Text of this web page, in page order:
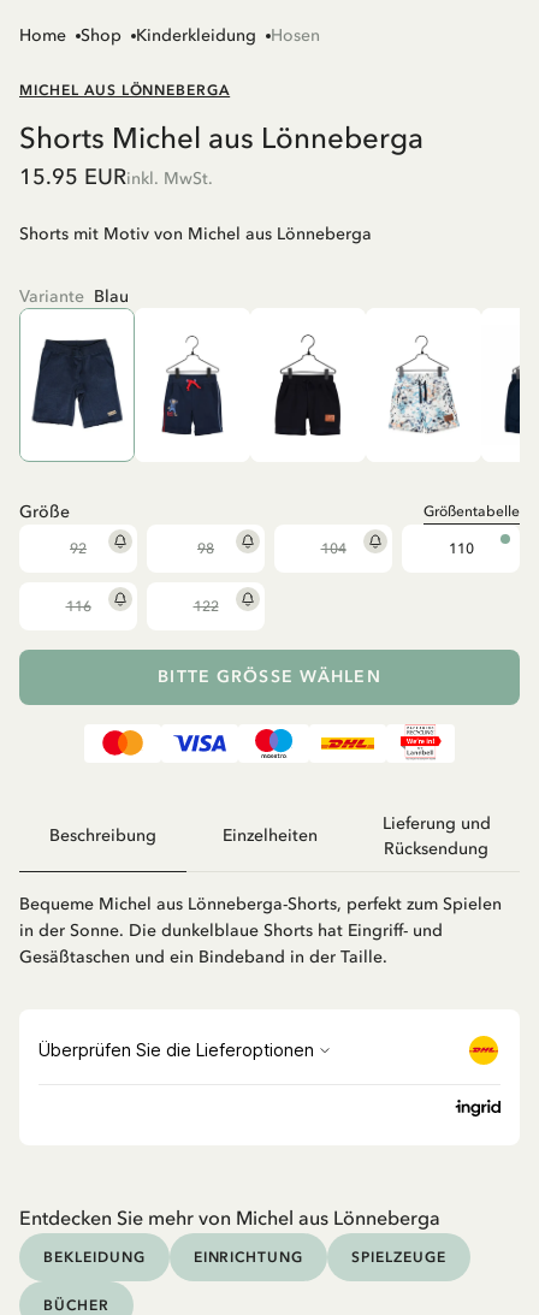
Home Shop Kinderkleidung Hosen
MICHEL AUS LÖNNEBERGA
Shorts Michel aus Lönneberga
15.95 EURinkl. MwSt.
Shorts mit Motiv von Michel aus Lönneberga
Variante Blau
Größe Größentabelle
92 98 104 110
116 122
BITTE GRÖSSE WÄHLEN
Beschreibung Einzelheiten
Lieferung und
Rücksendung
Bequeme Michel aus Lönneberga-Shorts, perfekt zum Spielen
in der Sonne. Die dunkelblaue Shorts hat Eingriff- und
Gesäßtaschen und ein Bindeband in der Taille.
Entdecken Sie mehr von Michel aus Lönneberga
BEKLEIDUNG EINRICHTUNG SPIELZEUGE
BÜCHER